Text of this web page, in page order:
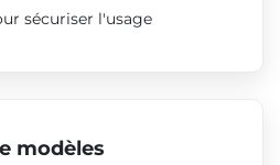
sécuriser l'usage
modèles